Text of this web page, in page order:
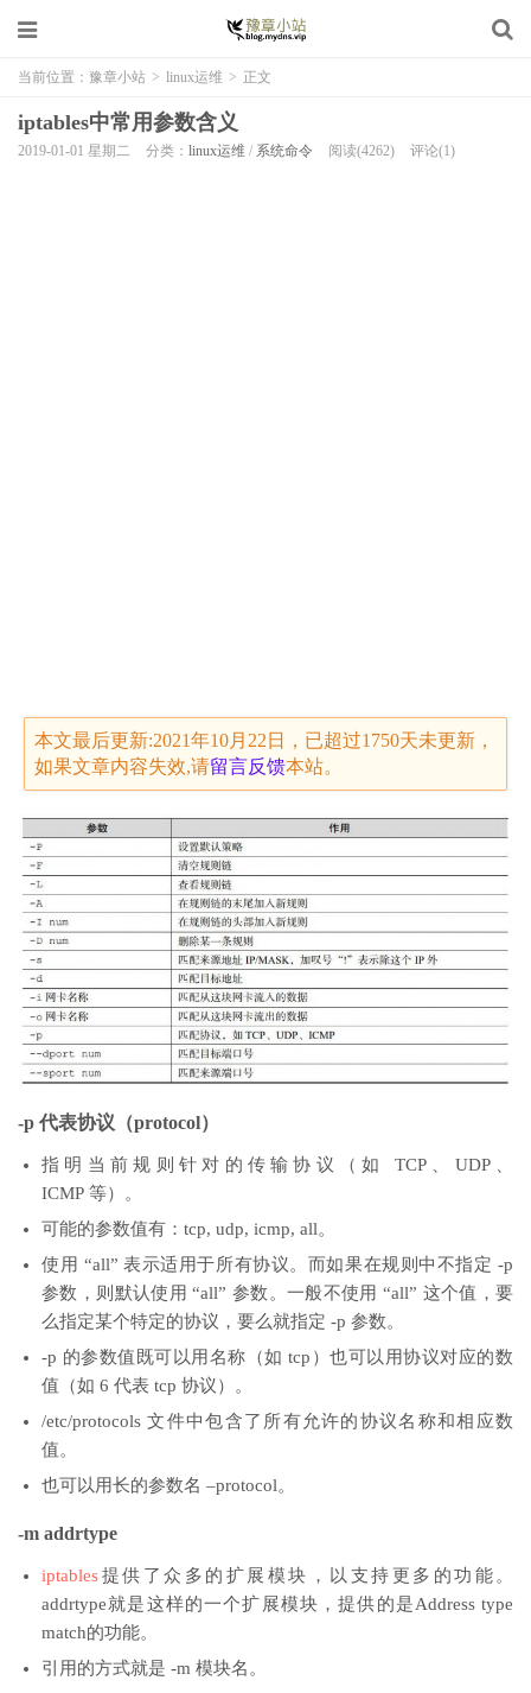
当前位置： 豫章小站 > linux运维 > 正文
iptables中常用参数含义
2019-01-01 星期二 分类： linux运维 / 系统命令 阅读(4262) 评论(1)
本文最后更新:2021年10月22日，已超过1750天未更新，
如果文章内容失效,请留言反馈本站。
-p 代表协议（protocol）
指明当前规则针对的传输协议（如 TCP、UDP、
ICMP 等）。
可能的参数值有：tcp, udp, icmp, all。
使用 “all” 表示适用于所有协议。而如果在规则中不指定 -p
参数，则默认使用 “all” 参数。一般不使用 “all” 这个值，要
么指定某个特定的协议，要么就指定 -p 参数。
-p 的参数值既可以用名称（如 tcp）也可以用协议对应的数
值（如 6 代表 tcp 协议）。
/etc/protocols 文件中包含了所有允许的协议名称和相应数
值。
也可以用长的参数名 –protocol。
-m addrtype
iptables提供了众多的扩展模块，以支持更多的功能。
addrtype就是这样的一个扩展模块，提供的是Address type
match的功能。
引用的方式就是 -m 模块名。